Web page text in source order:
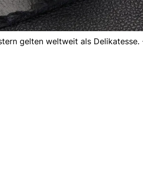
gelten weltweit als